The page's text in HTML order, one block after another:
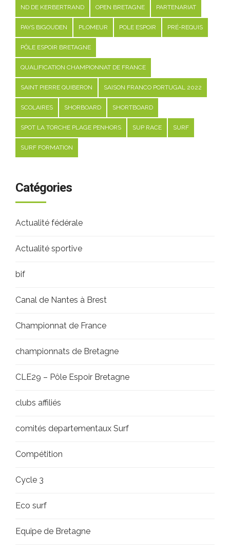
ND DE KERBERTRAND OPEN BRETAGNE PARTENARIAT
PAYS BIGOUDEN PLOMEUR POLE ESPOIR PRÉ-REQUIS
PÔLE ESPOIR BRETAGNE
QUALIFICATION CHAMPIONNAT DE FRANCE
SAINT PIERRE QUIBERON SAISON FRANCO PORTUGAL 2022
SCOLAIRES SHORBOARD SHORTBOARD
SPOT LA TORCHE PLAGE PENHORS SUP RACE SURF
SURF FORMATION
Catégories
Actualité fédérale
Actualité sportive
bif
Canal de Nantes à Brest
Championnat de France
championnats de Bretagne
CLE29 – Pôle Espoir Bretagne
clubs affiliés
comités departementaux Surf
Compétition
Cycle 3
Eco surf
Equipe de Bretagne